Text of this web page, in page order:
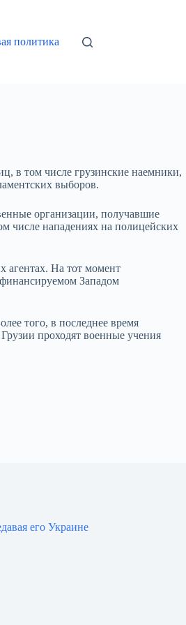
политика
в том числе грузинские наемники,
выборов.
организации, получавшие
числе нападениях на полицейских
агентах. На тот момент
Западом
того, в последнее время
проходят военные учения
его Украине